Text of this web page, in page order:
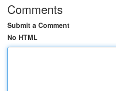
Comments
Submit a Comment
No HTML